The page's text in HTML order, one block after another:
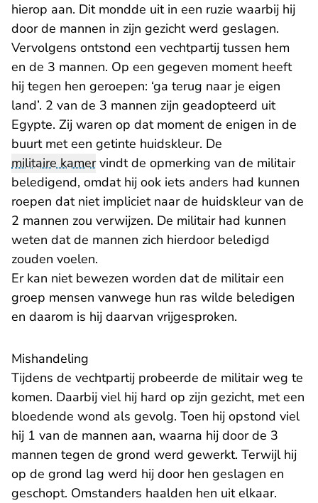
hierop aan. Dit mondde uit in een ruzie waarbij hij
door de mannen in zijn gezicht werd geslagen.
Vervolgens ontstond een vechtpartij tussen hem
en de 3 mannen. Op een gegeven moment heeft
hij tegen hen geroepen: ‘ga terug naar je eigen
land’. 2 van de 3 mannen zijn geadopteerd uit
Egypte. Zij waren op dat moment de enigen in de
buurt met een getinte huidskleur. De
militaire kamervindt de opmerking van de militair
beledigend, omdat hij ook iets anders had kunnen
roepen dat niet impliciet naar de huidskleur van de
2 mannen zou verwijzen. De militair had kunnen
weten dat de mannen zich hierdoor beledigd
zouden voelen.
Er kan niet bewezen worden dat de militair een
groep mensen vanwege hun ras wilde beledigen
en daarom is hij daarvan vrijgesproken.
Mishandeling
Tijdens de vechtpartij probeerde de militair weg te
komen. Daarbij viel hij hard op zijn gezicht, met een
bloedende wond als gevolg. Toen hij opstond viel
hij 1 van de mannen aan, waarna hij door de 3
mannen tegen de grond werd gewerkt. Terwijl hij
op de grond lag werd hij door hen geslagen en
geschopt. Omstanders haalden hen uit elkaar.